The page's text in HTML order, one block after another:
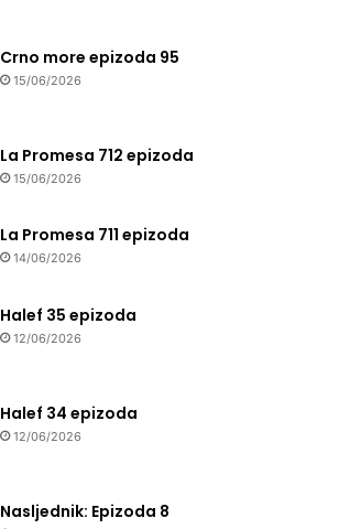
Crno more epizoda 95
15/06/2026
La Promesa 712 epizoda
15/06/2026
La Promesa 711 epizoda
14/06/2026
Halef 35 epizoda
12/06/2026
Halef 34 epizoda
12/06/2026
Nasljednik: Epizoda 8